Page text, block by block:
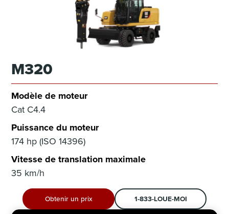
M320
Modèle de moteur
Cat C4.4
Puissance du moteur
174 hp (ISO 14396)
Vitesse de translation maximale
35 km/h
Obtenir un prix 1-833-LOUE-MOI